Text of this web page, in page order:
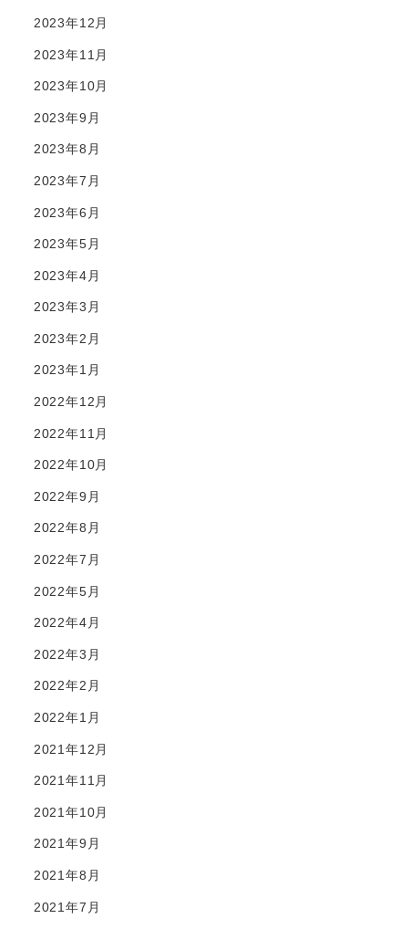
2023年12月
2023年11月
2023年10月
2023年9月
2023年8月
2023年7月
2023年6月
2023年5月
2023年4月
2023年3月
2023年2月
2023年1月
2022年12月
2022年11月
2022年10月
2022年9月
2022年8月
2022年7月
2022年5月
2022年4月
2022年3月
2022年2月
2022年1月
2021年12月
2021年11月
2021年10月
2021年9月
2021年8月
2021年7月